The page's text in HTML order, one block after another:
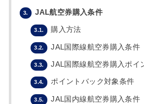
3. JAL航空券購入条件
3.1. 購入方法
3.2. JAL国際線航空券購入条件
3.3. JAL国際線航空券購入ポイ
3.4. ポイントバック対象条件
3.5. JAL国内線航空券購入条件